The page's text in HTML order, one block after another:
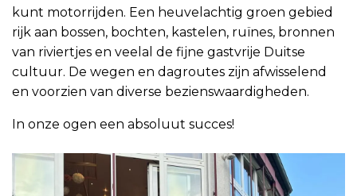
kunt motorrijden. Een heuvelachtig groen gebied
rijk aan bossen, bochten, kastelen, ruïnes, bronnen
van riviertjes en veelal de fijne gastvrije Duitse
cultuur. De wegen en dagroutes zijn afwisselend
en voorzien van diverse bezienswaardigheden.
In onze ogen een absoluut succes!